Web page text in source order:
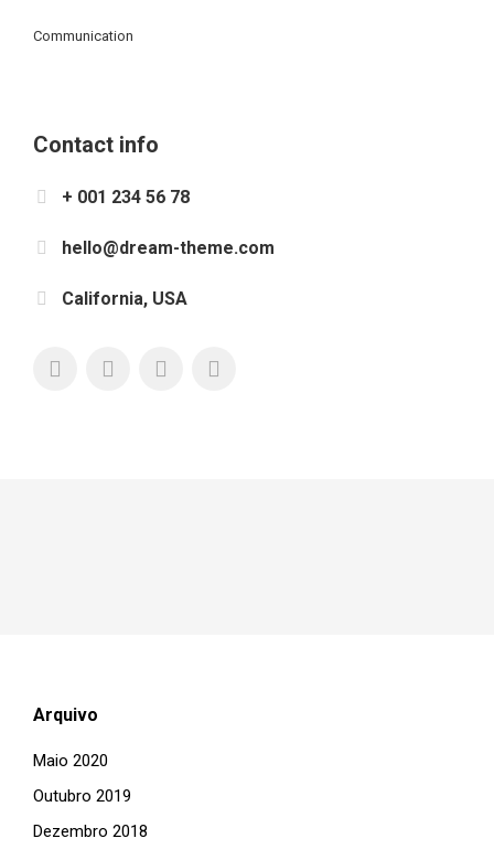
Communication
Contact info
+ 001 234 56 78
hello@dream-theme.com
California, USA
Arquivo
Maio 2020
Outubro 2019
Dezembro 2018